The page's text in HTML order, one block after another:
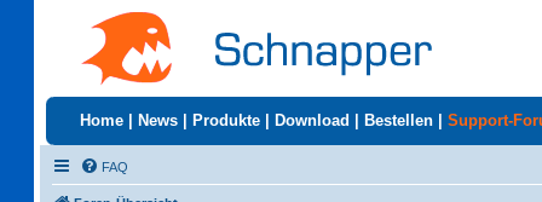
Home News Produkte Download Bestellen Support-
FAQ